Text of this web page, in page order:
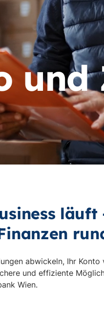
und
läuft
abwickeln, Ihr
und effiziente
Wien.